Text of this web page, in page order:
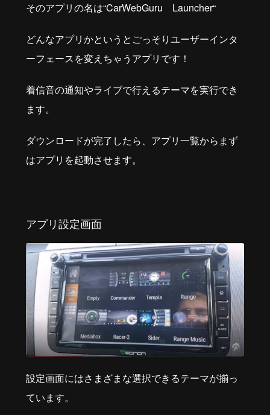
そのアプリの名は“CarWebGuru Launcher“
どんなアプリかというとごっそりユーザーインタ
ーフェースを変えちゃうアプリです！
着信音の通知やライブで行えるテーマを実行でき
ます。
ダウンロードが完了したら、アプリ一覧からまず
はアプリを起動させます。
アプリ設定画面
設定画面にはさまざまな選択できるテーマが揃っ
ています。